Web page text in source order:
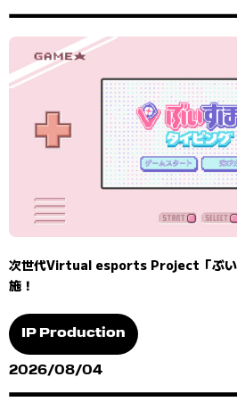
次世代Virtual esports Project「ぶい
施！
IP Production
2026/08/04